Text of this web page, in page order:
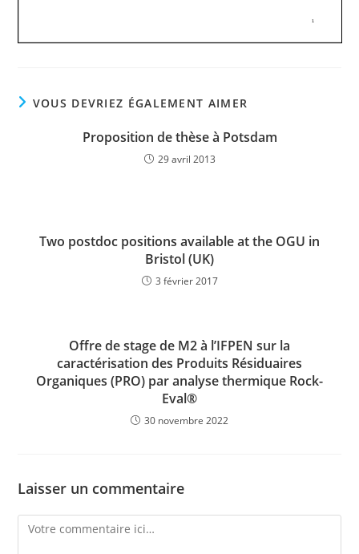
VOUS DEVRIEZ ÉGALEMENT AIMER
Proposition de thèse à Potsdam
29 avril 2013
Two postdoc positions available at the OGU in
Bristol (UK)
3 février 2017
Offre de stage de M2 à l’IFPEN sur la
caractérisation des Produits Résiduaires
Organiques (PRO) par analyse thermique Rock-
Eval®
30 novembre 2022
Laisser un commentaire